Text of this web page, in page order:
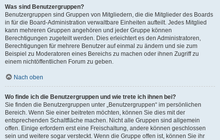
Was sind Benutzergruppen?
Benutzergruppen sind Gruppen von Mitgliedern, die die Mitglieder des Boards
in für die Board-Administration verwaltbare Einheiten aufteilt. Jedes Mitglied
kann mehreren Gruppen angehören und jeder Gruppe können
Berechtigungen zugeteilt werden. Dies erleichtert es den Administratoren,
Berechtigungen für mehrere Benutzer auf einmal zu ändern und sie zum
Beispiel zu Moderatoren eines Bereichs zu machen oder ihnen Zugriff zu
einem nichtöffentlichen Forum zu geben.
Nach oben
Wo finde ich die Benutzergruppen und wie trete ich ihnen bei?
Sie finden die Benutzergruppen unter „Benutzergruppen“ im persönlichen
Bereich. Wenn Sie einer beitreten möchten, können Sie dies mit der
entsprechenden Schaltfläche machen. Nicht alle Gruppen sind allgemein
offen. Einige erfordern erst eine Freischaltung, andere können geschlossen
sein und weitere sogar versteckt. Wenn die Gruppe offen ist, können Sie ihr